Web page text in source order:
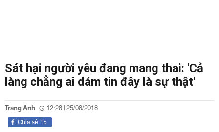
Sát hại người yêu đang mang thai: 'Cả
làng chẳng ai dám tin đây là sự thật'
Trang Anh 12:28 | 25/08/2018
15
Chia sẻ